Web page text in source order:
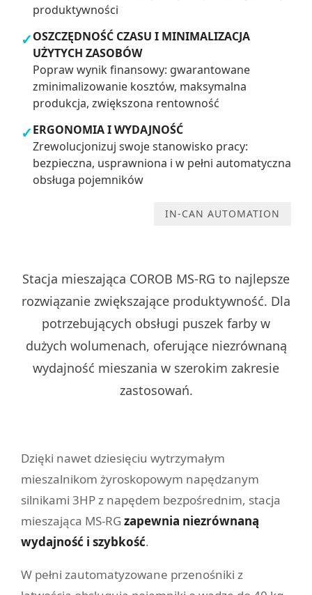
produktywności
✓OSZCZĘDNOŚĆ CZASU I MINIMALIZACJA
UŻYTYCH ZASOBÓW
Popraw wynik finansowy: gwarantowane
zminimalizowanie kosztów, maksymalna
produkcja, zwiększona rentowność
✓ERGONOMIA I WYDAJNOŚĆ
Zrewolucjonizuj swoje stanowisko pracy:
bezpieczna, usprawniona i w pełni automatyczna
obsługa pojemników
IN-CAN AUTOMATION
Stacja mieszająca COROB MS-RG to najlepsze
rozwiązanie zwiększające produktywność. Dla
potrzebujących obsługi puszek farby w
dużych wolumenach, oferujące niezrównaną
wydajność mieszania w szerokim zakresie
zastosowań.
Dzięki nawet dziesięciu wytrzymałym
mieszalnikom żyroskopowym napędzanym
silnikami 3HP z napędem bezpośrednim, stacja
mieszająca MS-RG zapewnia niezrównaną
wydajność i szybkość.
W pełni zautomatyzowane przenośniki z